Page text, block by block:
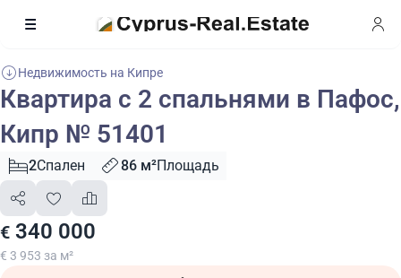
Недвижимость на Кипре
Квартира с 2 спальнями в Пафос,
Кипр № 51401
2Спален 86 м²Площадь
€ 340 000
€ 3 953 за м²